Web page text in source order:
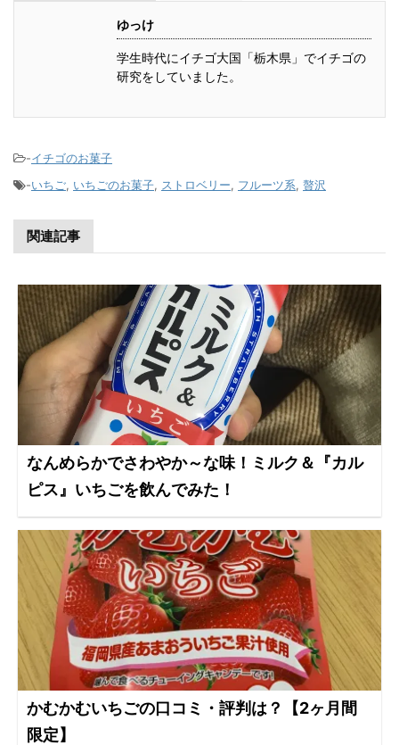
ゆっけ
学生時代にイチゴ大国「栃木県」でイチゴの
研究をしていました。
-イチゴのお菓子
-いちご, いちごのお菓子, ストロベリー, フルーツ系, 贅沢
関連記事
なんめらかでさわやか～な味！ミルク＆『カル
ピス』いちごを飲んでみた！
かむかむいちごの口コミ・評判は？【2ヶ月間
限定】